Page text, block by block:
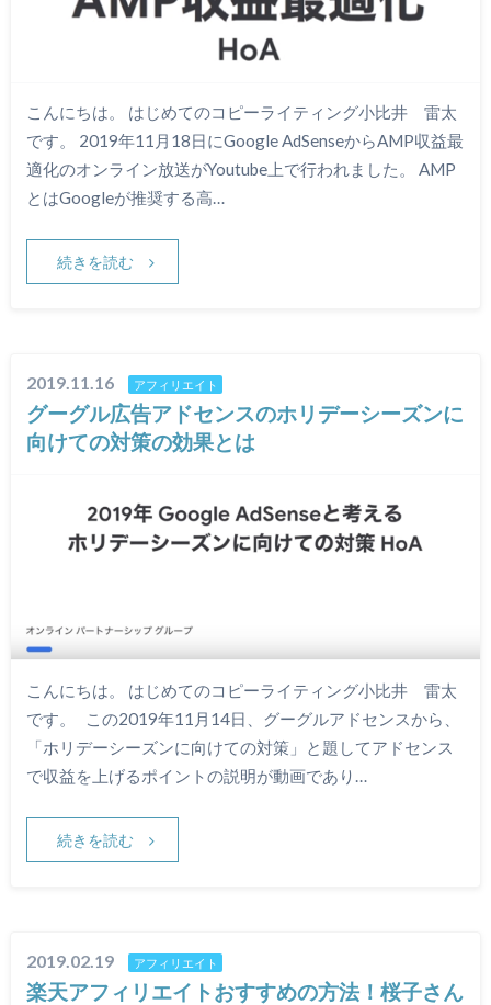
こんにちは。 はじめてのコピーライティング小比井 雷太
です。 2019年11月18日にGoogle AdSenseからAMP収益最
適化のオンライン放送がYoutube上で行われました。 AMP
とはGoogleが推奨する高…
続きを読む
2019.11.16 アフィリエイト
グーグル広告アドセンスのホリデーシーズンに
向けての対策の効果とは
こんにちは。 はじめてのコピーライティング小比井 雷太
です。 この2019年11月14日、グーグルアドセンスから、
「ホリデーシーズンに向けての対策」と題してアドセンス
で収益を上げるポイントの説明が動画であり…
続きを読む
2019.02.19 アフィリエイト
楽天アフィリエイトおすすめの方法！桜子さん